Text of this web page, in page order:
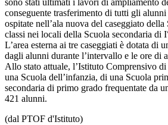
sono stati ultimati i lavori di ampliamento
conseguente trasferimento di tutti gli
ospitate nell’ala nuova del caseggiato
classi nei locali della Scuola secondaria di
L’area esterna ai tre caseggiati è dotata di
dagli alunni durante l’intervallo e le ore di
Allo stato attuale, l’Istituto Comprensivo
una Scuola dell’infanzia, di una Scuola
secondaria di primo grado frequentate da
421 alunni.
(dal PTOF d'Istituto)